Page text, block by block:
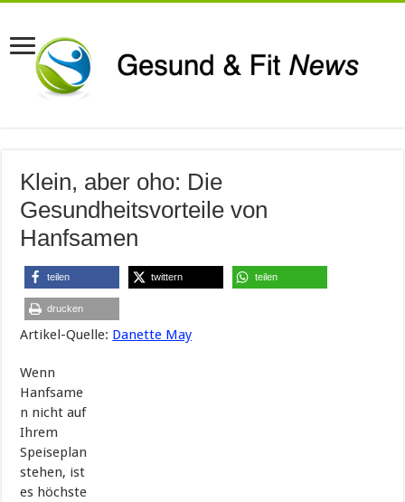
Klein, aber oho: Die
Gesundheitsvorteile von
Hanfsamen
teilen twittern teilen
drucken
Artikel-Quelle: Danette May
Wenn
Hanfsame
n nicht auf
Ihrem
Speiseplan
stehen, ist
es höchste